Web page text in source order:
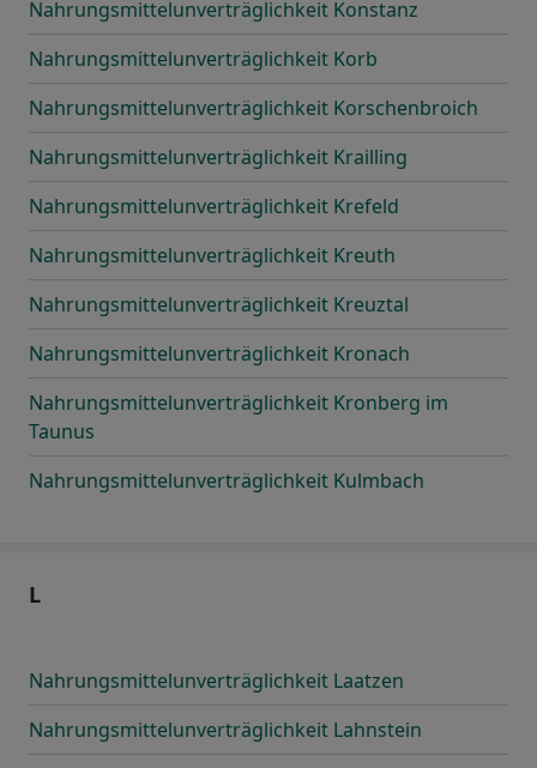
Nahrungsmittelunverträglichkeit Konstanz
Nahrungsmittelunverträglichkeit Korb
Nahrungsmittelunverträglichkeit Korschenbroich
Nahrungsmittelunverträglichkeit Krailling
Nahrungsmittelunverträglichkeit Krefeld
Nahrungsmittelunverträglichkeit Kreuth
Nahrungsmittelunverträglichkeit Kreuztal
Nahrungsmittelunverträglichkeit Kronach
Nahrungsmittelunverträglichkeit Kronberg im
Taunus
Nahrungsmittelunverträglichkeit Kulmbach
L
Nahrungsmittelunverträglichkeit Laatzen
Nahrungsmittelunverträglichkeit Lahnstein